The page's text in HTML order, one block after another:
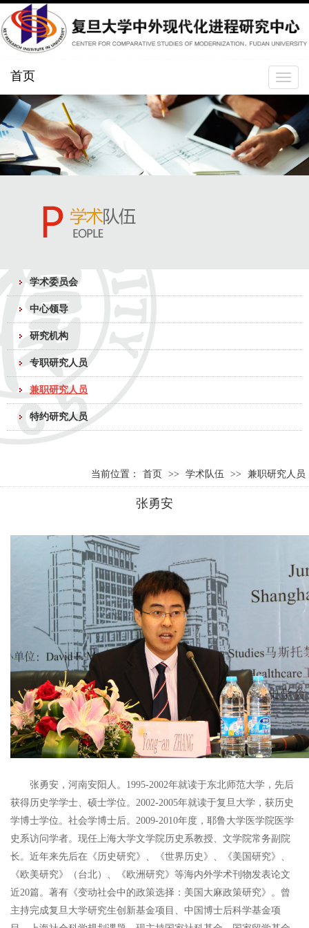
Toggle
首页
学术委员会
中心领导
研究机构
专职研究人员
兼职研究人员
特约研究人员
当前位置： 首页 >> 学术队伍 >> 兼职研究人员
张勇安
张勇安，河南安阳人。1995-2002年就读于东北师范大学，先后
获得历史学学士、硕士学位。2002-2005年就读于复旦大学，获历史
学博士学位。社会学博士后。2009-2010年度，耶鲁大学医学院医学
史系访问学者。现任上海大学文学院历史系教授、文学院常务副院
长。近年来先后在《历史研究》、《世界历史》、《美国研究》、
《欧美研究》（台北）、《欧洲研究》等海内外学术刊物发表论文
近20篇。著有《变动社会中的政策选择：美国大麻政策研究》。曾
主持完成复旦大学研究生创新基金项目、中国博士后科学基金项